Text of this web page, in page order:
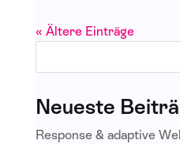
« Ältere Einträge
Neueste
Response & adaptive